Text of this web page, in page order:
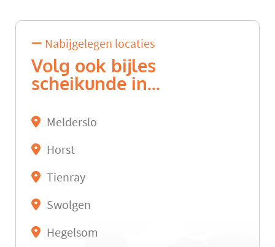
Nabijgelegen locaties
Volg ook bijles
scheikunde in...
Melderslo
Horst
Tienray
Swolgen
Hegelsom